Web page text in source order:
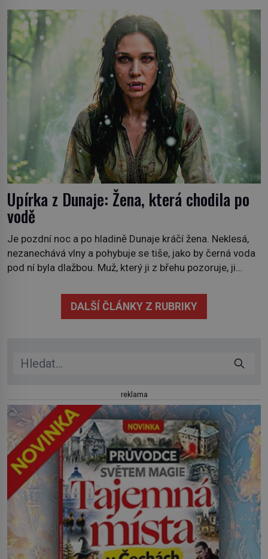
později je mrtvá. Mohla devítiletá Zahlédla vlastní
osud? Dne 21. října 1966 se velšská vesnice Aberfan […]
Upírka z Dunaje: Žena, která chodila po
vodě
Je pozdní noc a po hladině Dunaje kráčí žena. Neklesá,
nezanechává vlny a pohybuje se tiše, jako by černá voda
pod ní byla dlažbou. Muž, který ji z břehu pozoruje, ji
mrtvá celé století. Vesnice Kisiljevo v severovýchodním
Srbsku má s upíry nevyřízené účty. […]
DALŠÍ ČLÁNKY Z RUBRIKY
reklama